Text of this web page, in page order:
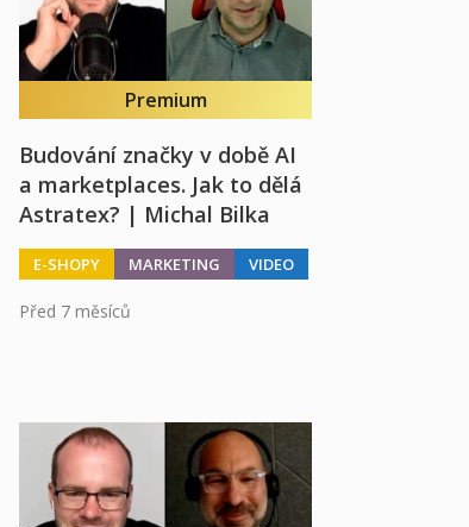
Premium
Budování značky v době AI
a marketplaces. Jak to dělá
Astratex? | Michal Bilka
E-SHOPY MARKETING VIDEO
Před 7 měsíců